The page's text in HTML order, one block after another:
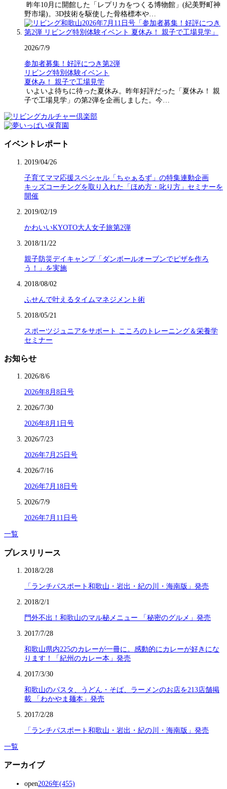
昨年10月に開館した「レプリカをつくる博物館」(紀美野町神
野市場)。3D技術を駆使した骨格標本や…
2026/7/9
参加者募集！好評につき第2弾
リビング特別体験イベント
夏休み！ 親子で工場見学
いよいよ待ちに待った夏休み。昨年好評だった「夏休み！ 親
子で工場見学」の第2弾を企画しました。今…
イベントレポート
2019/04/26
子育てママ応援スペシャル「ちゃぁるず」の特集連動企画
キッズコーチングを取り入れた「ほめ方・叱り方」セミナーを
開催
2019/02/19
かわいいKYOTO大人女子旅第2弾
2018/11/22
親子防災デイキャンプ「ダンボールオーブンでピザを作ろ
う！」を実施
2018/08/02
ふせんで叶えるタイムマネジメント術
2018/05/21
スポーツジュニアをサポート こころのトレーニング＆栄養学
セミナー
お知らせ
2026/8/6
2026年8月8日号
2026/7/30
2026年8月1日号
2026/7/23
2026年7月25日号
2026/7/16
2026年7月18日号
2026/7/9
2026年7月11日号
一覧
プレスリリース
2018/2/28
「ランチパスポート和歌山・岩出・紀の川・海南版」発売
2018/2/1
門外不出！和歌山のマル秘メニュー 「秘密のグルメ」発売
2017/7/28
和歌山県内225のカレーが一冊に。感動的にカレーが好きにな
ります！「紀州のカレー本」発売
2017/3/30
和歌山のパスタ、うどん・そば、ラーメンのお店を213店舗掲
載 「わかやま麺本」発売
2017/2/28
「ランチパスポート和歌山・岩出・紀の川・海南版」発売
一覧
アーカイブ
open2026年(455)